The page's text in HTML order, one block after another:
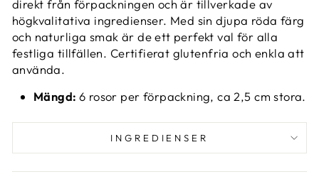
direkt från förpackningen och är tillverkade av
högkvalitativa ingredienser. Med sin djupa röda färg
och naturliga smak är de ett perfekt val för alla
festliga tillfällen. Certifierat glutenfria och enkla att
använda.
Mängd: 6 rosor per förpackning, ca 2,5 cm stora.
INGREDIENSER